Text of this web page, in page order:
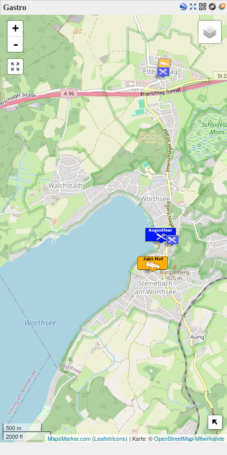
Gastro
+
-
500 m
2000 ft
MapsMarker.com (Leaflet/icons) | Karte: ©OpenStreetMap-Mitwirkende